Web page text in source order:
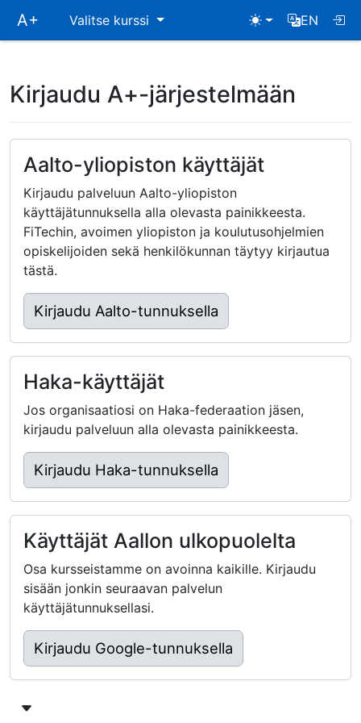
Ohita
päävalikko
A+ Valitse kurssi EN
Kirjaudu A+-järjestelmään
Aalto-yliopiston käyttäjät
Kirjaudu palveluun Aalto-yliopiston
käyttäjätunnuksella alla olevasta painikkeesta.
FiTechin, avoimen yliopiston ja koulutusohjelmien
opiskelijoiden sekä henkilökunnan täytyy kirjautua
tästä.
Kirjaudu Aalto-tunnuksella
Haka-käyttäjät
Jos organisaatiosi on Haka-federaation jäsen,
kirjaudu palveluun alla olevasta painikkeesta.
Kirjaudu Haka-tunnuksella
Käyttäjät Aallon ulkopuolelta
Osa kursseistamme on avoinna kaikille. Kirjaudu
sisään jonkin seuraavan palvelun
käyttäjätunnuksellasi.
Kirjaudu Google-tunnuksella